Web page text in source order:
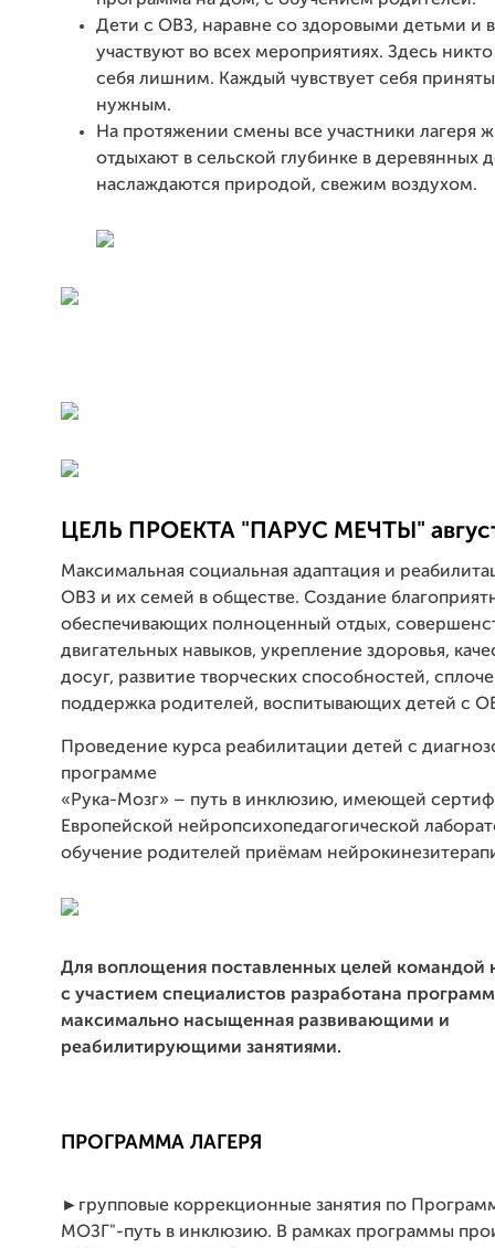
Дети с ОВЗ, наравне со здоровыми детьми и
участвуют во всех мероприятиях. Здесь
себя лишним. Каждый чувствует себя
нужным.
На протяжении смены все участники лагеря
отдыхают в сельской глубинке в деревянных
наслаждаются природой, свежим воздухом.
ЦЕЛЬ ПРОЕКТА "ПАРУС МЕЧТЫ" август
Максимальная социальная адаптация и
ОВЗ и их семей в обществе. Создание
обеспечивающих полноценный отдых,
двигательных навыков, укрепление здоровья,
досуг, развитие творческих способностей,
поддержка родителей, воспитывающих детей с
Проведение курса реабилитации детей с
программе
«Рука-Мозг» – путь в инклюзию, имеющей
Европейской нейропсихопедагогической
обучение родителей приёмам нейрокинезитерап
Для воплощения поставленных целей командой
с участием специалистов разработана
максимально насыщенная развивающими и
реабилитирующими занятиями.
ПРОГРАММА ЛАГЕРЯ
►групповые коррекционные занятия по
МОЗГ"-путь в инклюзию. В рамках программы